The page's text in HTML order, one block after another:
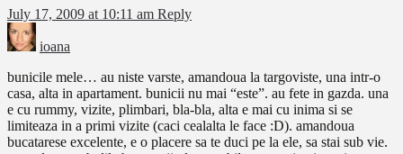
July 17, 2009 at 10:11 am Reply
ioana
bunicile mele… au niste varste, amandoua la targoviste, una intr-o
casa, alta in apartament. bunicii nu mai “este”. au fete in gazda. una
e cu rummy, vizite, plimbari, bla-bla, alta e mai cu inima si se
limiteaza in a primi vizite (caci cealalta le face :D). amandoua
bucatarese excelente, e o placere sa te duci pe la ele, sa stai sub vie.